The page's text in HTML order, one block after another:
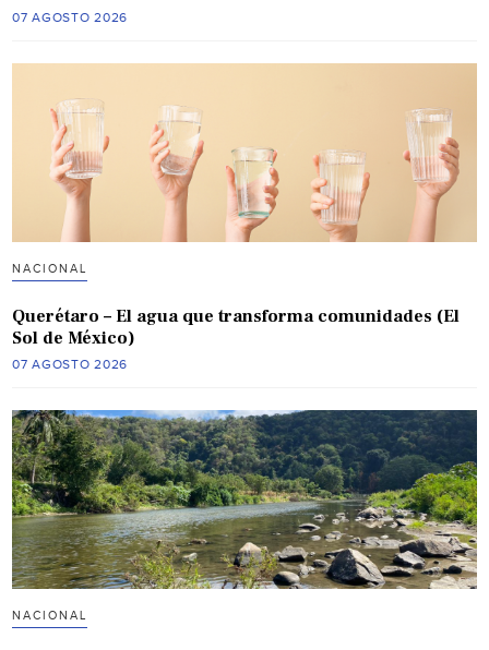
07 AGOSTO 2026
NACIONAL
Querétaro – El agua que transforma comunidades (El
Sol de México)
07 AGOSTO 2026
NACIONAL